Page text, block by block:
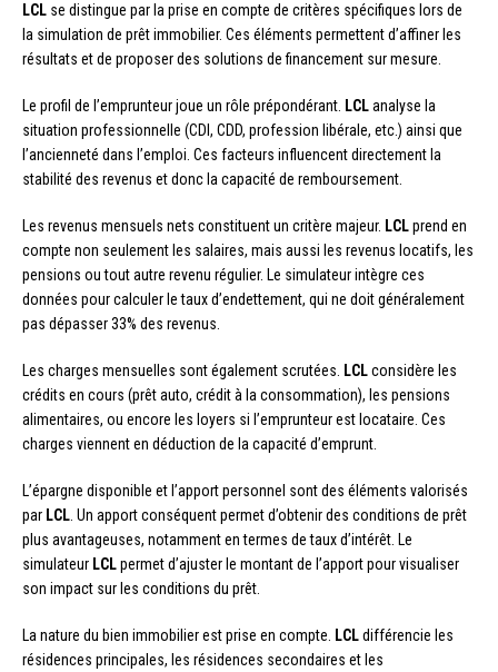
LCL se distingue par la prise en compte de critères spécifiques lors de
la simulation de prêt immobilier. Ces éléments permettent d’affiner les
résultats et de proposer des solutions de financement sur mesure.
Le profil de l’emprunteur joue un rôle prépondérant. LCLanalyse la
situation professionnelle (CDI, CDD, profession libérale, etc.) ainsi que
l’ancienneté dans l’emploi. Ces facteurs influencent directement la
stabilité des revenus et donc la capacité de remboursement.
Les revenus mensuels nets constituent un critère majeur. LCLprend en
compte non seulement les salaires, mais aussi les revenus locatifs, les
pensions ou tout autre revenu régulier. Le simulateur intègre ces
données pour calculer le taux d’endettement, qui ne doit généralement
pas dépasser 33% des revenus.
Les charges mensuelles sont également scrutées. LCLconsidère les
crédits en cours (prêt auto, crédit à la consommation), les pensions
alimentaires, ou encore les loyers si l’emprunteur est locataire. Ces
charges viennent en déduction de la capacité d’emprunt.
L’épargne disponible et l’apport personnel sont des éléments valorisés
par LCL . Un apport conséquent permet d’obtenir des conditions de prêt
plus avantageuses, notamment en termes de taux d’intérêt. Le
simulateur LCLpermet d’ajuster le montant de l’apport pour visualiser
son impact sur les conditions du prêt.
La nature du bien immobilier est prise en compte. LCLdifférencie les
résidences principales, les résidences secondaires et les